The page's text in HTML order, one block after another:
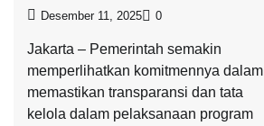
Desember 11, 2025 0
Jakarta – Pemerintah semakin
memperlihatkan komitmennya dalam
memastikan transparansi dan tata
kelola dalam pelaksanaan program